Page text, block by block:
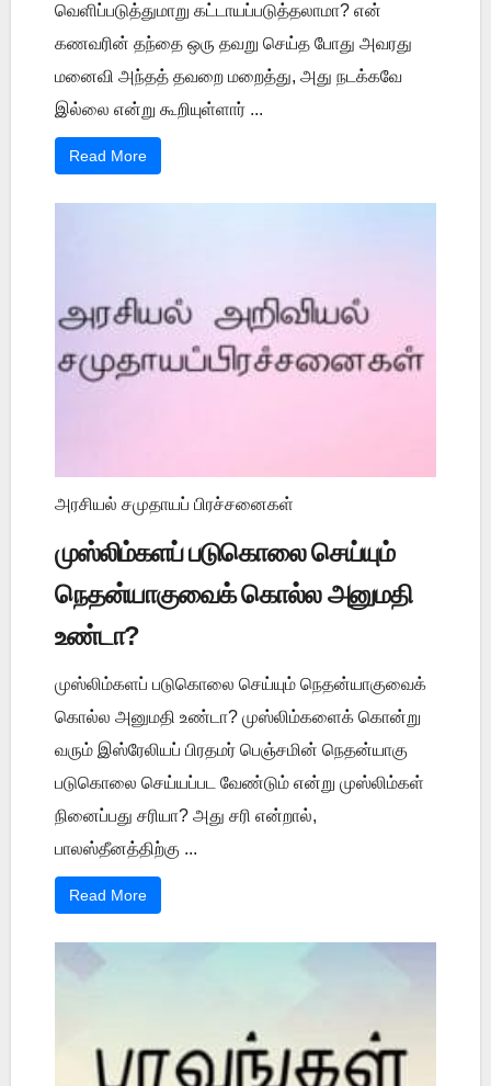
வெளிப்படுத்துமாறு கட்டாயப்படுத்தலாமா? என்
கணவரின் தந்தை ஒரு தவறு செய்த போது அவரது
மனைவி அந்தத் தவறை மறைத்து, அது நடக்கவே
இல்லை என்று கூறியுள்ளார் ...
Read More
அரசியல் சமுதாயப் பிரச்சனைகள்
முஸ்லிம்களப் படுகொலை செய்யும்
நெதன்யாகுவைக் கொல்ல அனுமதி
உண்டா?
முஸ்லிம்களப் படுகொலை செய்யும் நெதன்யாகுவைக்
கொல்ல அனுமதி உண்டா? முஸ்லிம்களைக் கொன்று
வரும் இஸ்ரேலியப் பிரதமர் பெஞ்சமின் நெதன்யாகு
படுகொலை செய்யப்பட வேண்டும் என்று முஸ்லிம்கள்
நினைப்பது சரியா? அது சரி என்றால்,
பாலஸ்தீனத்திற்கு ...
Read More